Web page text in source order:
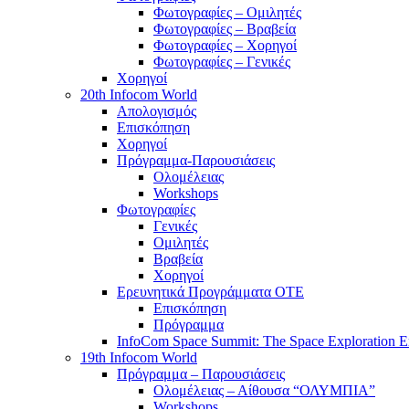
Φωτογραφίες – Ομιλητές
Φωτογραφίες – Βραβεία
Φωτογραφίες – Χορηγοί
Φωτογραφίες – Γενικές
Χορηγοί
20th Infocom World
Απολογισμός
Επισκόπηση
Χορηγοί
Πρόγραμμα-Παρουσιάσεις
Ολομέλειας
Workshops
Φωτογραφίες
Γενικές
Ομιλητές
Βραβεία
Χορηγοί
Ερευνητικά Προγράμματα ΟΤΕ
Επισκόπηση
Πρόγραμμα
InfoCom Space Summit: The Space Exploration
19th Infocom World
Πρόγραμμα – Παρουσιάσεις
Ολομέλειας – Αίθουσα “ΟΛΥΜΠΙΑ”